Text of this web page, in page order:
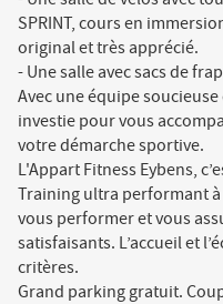
SPRINT, cours en
original et très apprécié.
- Une salle avec sacs de
Avec une équipe
investie pour vous
votre démarche sportive.
L'Appart Fitness Eybens,
Training ultra performant
vous performer et vous
satisfaisants. L’accueil et
critères.
Grand parking gratuit.